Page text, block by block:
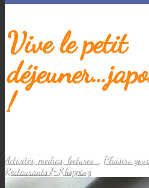
Vive le petit
!
Activités, medias, lectures... Plaisirs
Restaurants & Shopping